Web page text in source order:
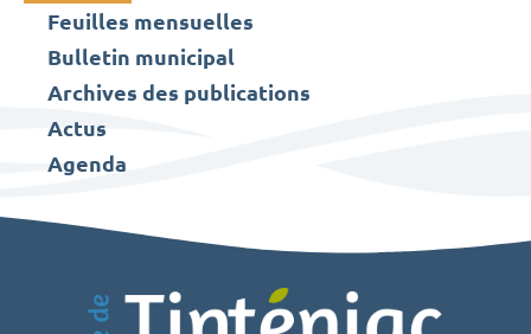
Feuilles mensuelles
Bulletin municipal
Archives des publications
Actus
Agenda